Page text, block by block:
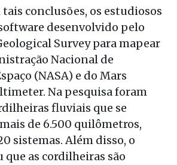
tais conclusões, os estudiosos
desenvolvido pelo
Survey para mapear
Nacional de
(NASA) e do Mars
Na pesquisa foram
fluviais que se
de 6.500 quilômetros,
sistemas. Além disso, o
as cordilheiras são